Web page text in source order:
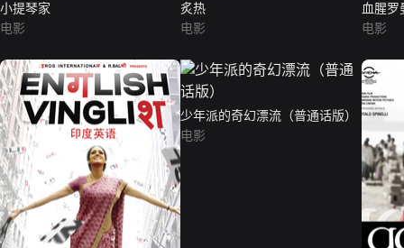
小提琴家
电影
炙热
电影
血腥罗
电影
少年派的奇幻漂流（普通话版）
电影